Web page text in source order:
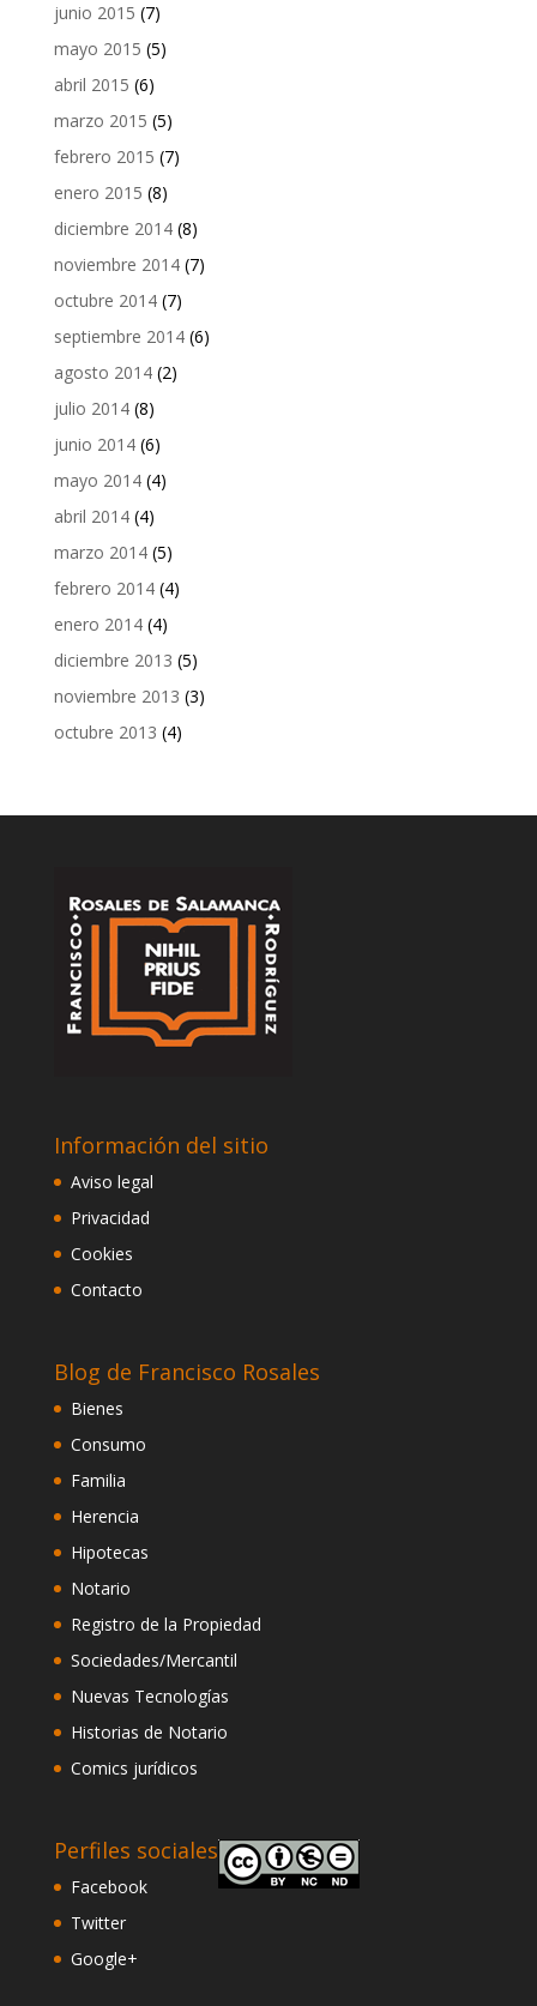
junio 2015 (7)
mayo 2015 (5)
abril 2015 (6)
marzo 2015 (5)
febrero 2015 (7)
enero 2015 (8)
diciembre 2014(8)
noviembre 2014(7)
octubre 2014(7)
septiembre 2014(6)
agosto 2014(2)
julio 2014(8)
junio 2014(6)
mayo 2014(4)
abril 2014(4)
marzo 2014(5)
febrero 2014(4)
enero 2014(4)
diciembre 2013 (5)
noviembre 2013 (3)
octubre 2013 (4)
Información del sitio
Aviso legal
Privacidad
Cookies
Contacto
Blog de Francisco Rosales
Bienes
Consumo
Familia
Herencia
Hipotecas
Notario
Registro de la Propiedad
Sociedades/Mercantil
Nuevas Tecnologías
Historias de Notario
Comics jurídicos
Perfiles sociales
Facebook
Twitter
Google+